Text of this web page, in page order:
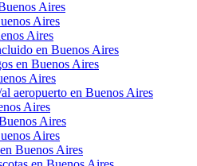
Aires
Aires
Aires
en Buenos Aires
en Buenos Aires
Aires
aeropuerto en Buenos Aires
Aires
Aires
Aires
Buenos Aires